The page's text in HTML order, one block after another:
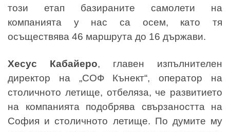
този етап базираните самолети на
компанията у нас са осем, като тя
осъществява 46 маршрута до 16 държави.
Хесус Кабайеро, главен изпълнителен
директор на „СОФ Кънект“, оператор на
столичното летище, отбеляза, че развитието
на компанията подобрява свързаността на
София и столичното летище. По думите му